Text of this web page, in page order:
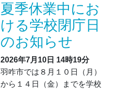
夏季休業中にお
ける学校閉庁日
のお知らせ
2026年7月10日 14時19分
羽咋市では８月１０日（月）
から１４日（金）までを学校